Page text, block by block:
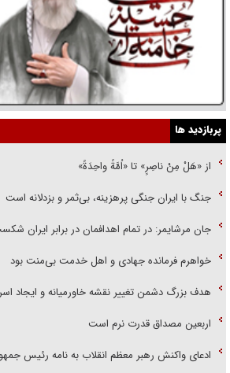
پربازدید ها
از «هَلْ مِنْ ناصِرٍ» تا «اُمَّةً واحِدَةً»
جنگ با ایران جنگی پرهزینه، بی‌ثمر و بزدلانه است
جان مرشایمر: در تمام اهدافمان در برابر ایران
خواهرم فرمانده جهادی و اهل خدمت بی‌منت بود
هدف بزرگ دشمن تغییر نقشه خاورمیانه و ایجاد
اربعین مصداق قدرت نرم است
ادعای واکنش رهبر معظم انقلاب به نامه رئیس